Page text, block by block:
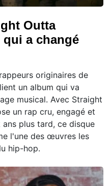
Outta
a changé
originaires de
un album qui va
musical. Avec Straight
un rap cru, engagé et
plus tard, ce disque
l'une des œuvres les
hip-hop.